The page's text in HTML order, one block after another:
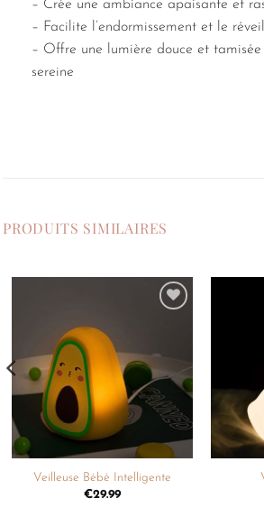
– Crée une ambiance apaisante et
– Facilite l’endormissement et le réveil
– Offre une lumière douce et
sereine
PRODUITS SIMILAIRES
Veilleuse Bébé Intelligente
€29.99